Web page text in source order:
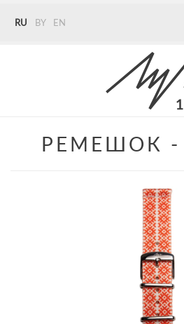
RU BY EN
+375 (29) 272 51 56
РЕМЕШОК -